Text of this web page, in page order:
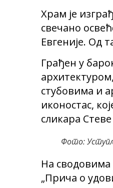
Храм је
свечано
Евгеније. Од
Грађен у
стубовима и
иконостас,
сликара
Фото:
На сводовима
„Прича о